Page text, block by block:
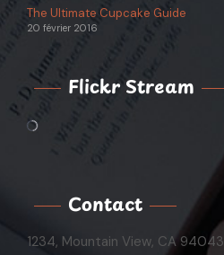
The Ultimate Cupcake Guide
20 février 2016
Flickr Stream
Contact
1234, Mountain View, CA 94043